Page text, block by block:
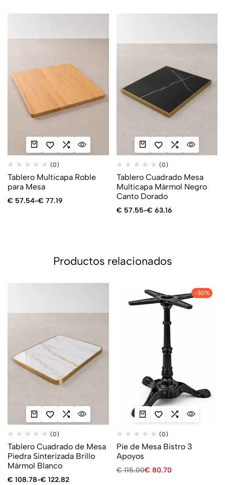
(0)
Tablero Multicapa Roble
para Mesa
€ 57.54-€ 77.19
(0)
Tablero Cuadrado Mesa
Multicapa Mármol Negro
Canto Dorado
€ 57.55-€ 63.16
Productos relacionados
(0)
Tablero Cuadrado de Mesa
Piedra Sinterizada Brillo
Mármol Blanco
€ 108.78-€ 122.82
-30%
(0)
Pie de Mesa Bistro 3
Apoyos
€115.00€ 80.70